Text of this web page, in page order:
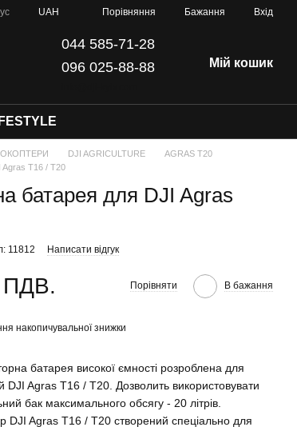
UAH Порівняння Бажання Вхід
044 585-71-28
096 025-88-88
Мій кошик
DJI AGRICULTURE
AGRAS T20
Agras T16 / T20
батарея для DJI Agras
11812 Написати відгук
ПДВ. Порівняти В бажання
накопичувальної знижки
батарея високої ємності розроблена для
DJI Agras T16 / T20. Дозволить використовувати
бак максимального обсягу - 20 літрів.
DJI Agras T16 / T20 створений спеціально для